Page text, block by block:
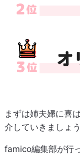
まずは姉夫婦に喜
介していきましょう
famico編集部が行